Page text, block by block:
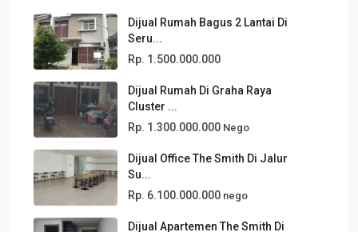
Dijual Rumah Bagus 2 Lantai Di
Seru...
Rp. 1.500.000.000
Dijual Rumah Di Graha Raya
Cluster ...
Rp. 1.300.000.000 Nego
Dijual Office The Smith Di Jalur
Su...
Rp. 6.100.000.000 nego
Dijual Apartemen The Smith Di